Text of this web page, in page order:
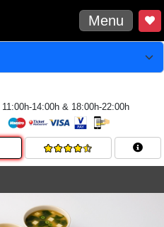
Menu
11:00h-14:00h & 18:00h-22:00h